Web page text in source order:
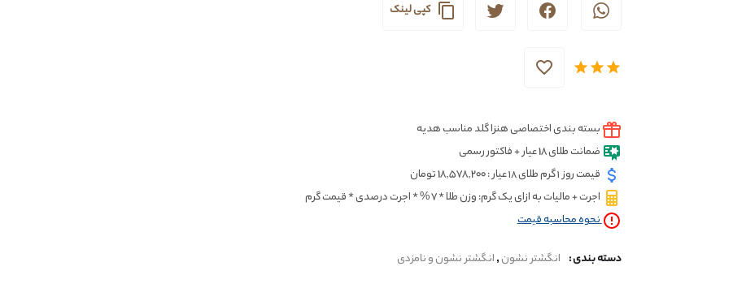
کپی لینک
بسته بندی اختصاصی هنزا گلد مناسب هدیه
ضمانت طلای 18 عیار + فاکتور رسمی
قیمت روز ۱ گرم طلای ۱۸ عیار : 18,578,200 تومان
اجرت + مالیات به ازای یک گرم: وزن طلا * 7 % * اجرت درصدی * قیمت گرم
نحوه محاسبه قيمت
دسته بندی : انگشتر نشون,انگشتر نشون و نامزدی